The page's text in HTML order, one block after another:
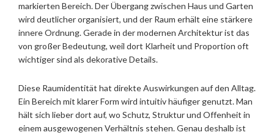
markierten Bereich. Der Übergang zwischen Haus und Garten
wird deutlicher organisiert, und der Raum erhält eine stärkere
innere Ordnung. Gerade in der modernen Architektur ist das
von großer Bedeutung, weil dort Klarheit und Proportion oft
wichtiger sind als dekorative Details.
Diese Raumidentität hat direkte Auswirkungen auf den Alltag.
Ein Bereich mit klarer Form wird intuitiv häufiger genutzt. Man
hält sich lieber dort auf, wo Schutz, Struktur und Offenheit in
einem ausgewogenen Verhältnis stehen. Genau deshalb ist